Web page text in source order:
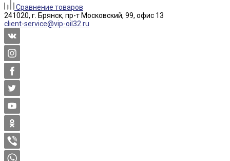
Сравнение товаров
241020, г. Брянск, пр-т Московский, 99, офис 13
client-service@vip-oil32.ru